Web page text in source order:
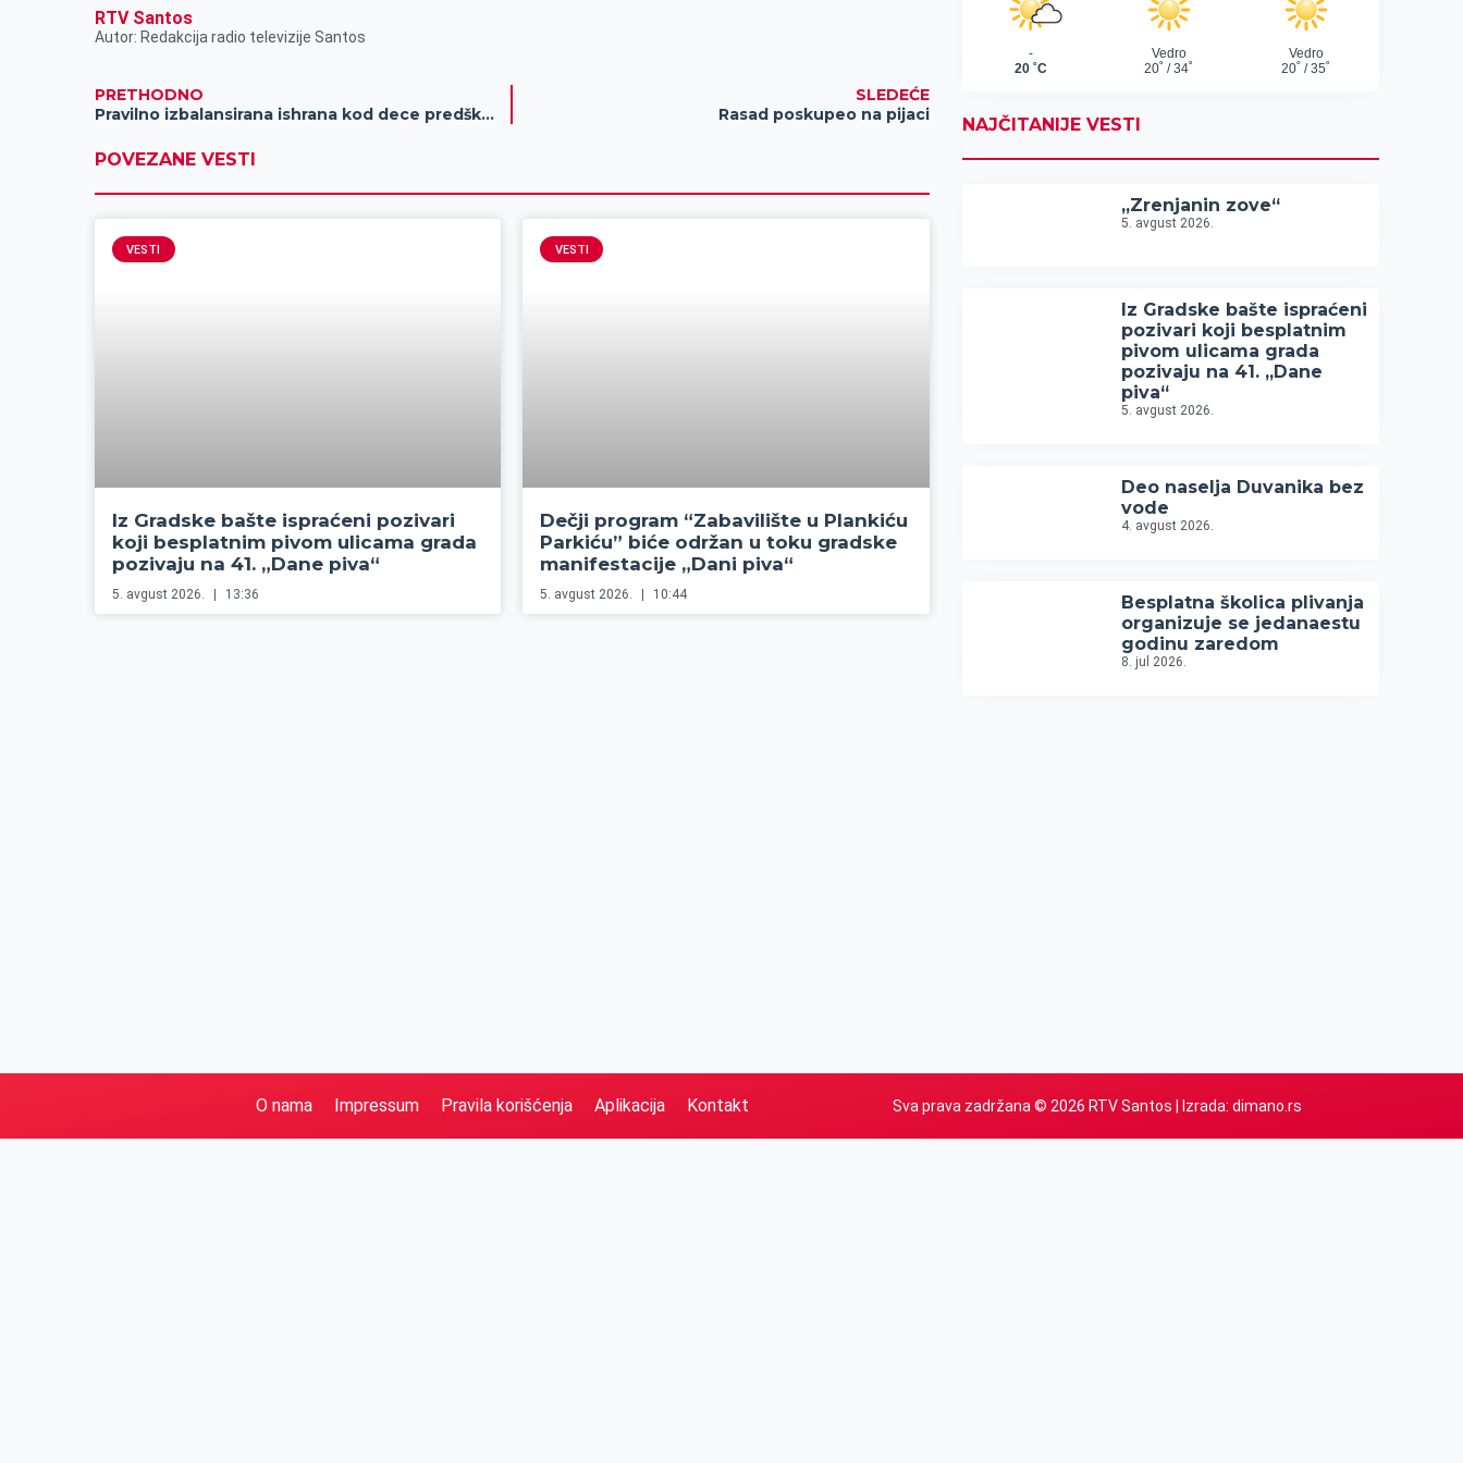
RTV Santos
Autor: Redakcija radio televizije Santos
PRETHODNO
Pravilno izbalansirana ishrana kod dece predškolskog i školskog uzrasta
SLEDEĆE
Rasad poskupeo na pijaci
POVEZANE VESTI
VESTI
Iz Gradske bašte ispraćeni pozivari
koji besplatnim pivom ulicama grada
pozivaju na 41. „Dane piva“
5. avgust 2026. 13:36
VESTI
Dečji program “Zabavilište u Plankiću
Parkiću” biće održan u toku gradske
manifestacije „Dani piva“
5. avgust 2026. 10:44
NAJČITANIJE VESTI
„Zrenjanin zove“
5. avgust 2026.
Iz Gradske bašte ispraćeni
pozivari koji besplatnim
pivom ulicama grada
pozivaju na 41. „Dane
piva“
5. avgust 2026.
Deo naselja Duvanika bez
vode
4. avgust 2026.
Besplatna školica plivanja
organizuje se jedanaestu
godinu zaredom
8. jul 2026.
O nama Impressum Pravila korišćenja Aplikacija Kontakt Sva prava zadržana © 2026 RTV Santos | Izrada: dimano.rs